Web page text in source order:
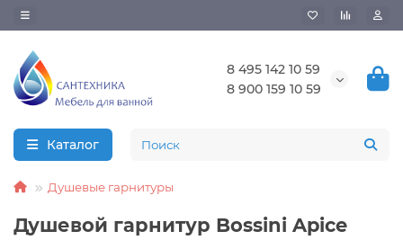
8 495 142 10 59
8 900 159 10 59
Каталог
Душевые гарнитуры
Душевой гарнитур Bossini Apice